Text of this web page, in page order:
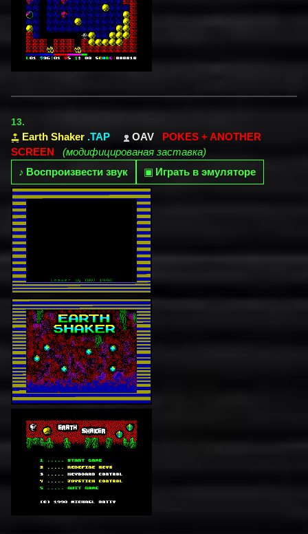
13.
Earth Shaker .TAP OAV
POKES + ANOTHER
SCREEN
(модифицированая заставка)
♪ Воспроизвести звук ▣ Играть в эмуляторе